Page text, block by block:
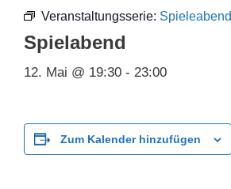
Veranstaltungsserie: Spieleabend
Spielabend
12. Mai @ 19:30 - 23:00
Zum Kalender hinzufügen